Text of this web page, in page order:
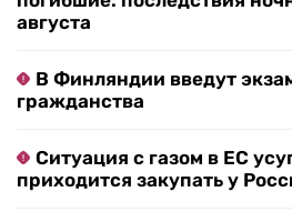
августа
В Финляндии введут
гражданства
Ситуация с газом в ЕС
приходится закупать у